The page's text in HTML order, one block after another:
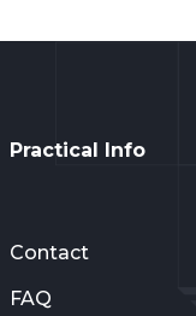
Practical Info
Contact
FAQ